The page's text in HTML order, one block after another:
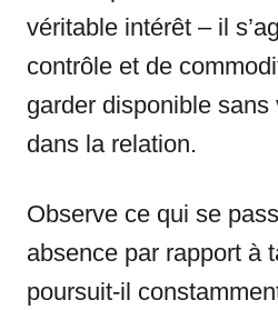
véritable intérêt – il
contrôle et de
garder disponible sans
dans la relation.
Observe ce qui se
absence par rapport à
poursuit-il